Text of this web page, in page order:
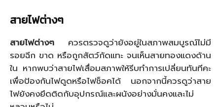
สายไฟต่างๆ
สายไฟต่างๆ ควรตรวจดูว่ายังอยู่ในสภาพสมบูรณ์ไม่มี
รอยฉีก ขาด หรือถูกสัตว์กัดแทะ จนเห็นสายทองแดงด้าน
ใน หากพบว่าสายไฟเสื่อมสภาพให้รีบทำการเปลี่ยนทันทีคะ
เพื่อป้องกันไฟดูดหรือไฟช็อคได้ นอกจากนี้ควรดูว่าสาย
ไฟยังคงยึดติดกับอุปกรณ์และผนังอย่างมั่นคงและไม่